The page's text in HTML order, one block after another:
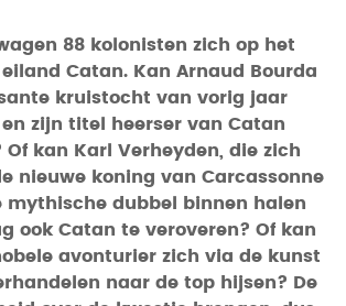
88 kolonisten zich op het
Catan. Kan Arnaud Bourda
kruistocht van vorig jaar
en zijn titel heerser van Catan
Of kan Karl Verheyden, die zich
nieuwe koning van Carcassonne
mythische dubbel binnen halen
ook Catan te veroveren? Of kan
avonturier zich via de kunst
naar de top hijsen? De